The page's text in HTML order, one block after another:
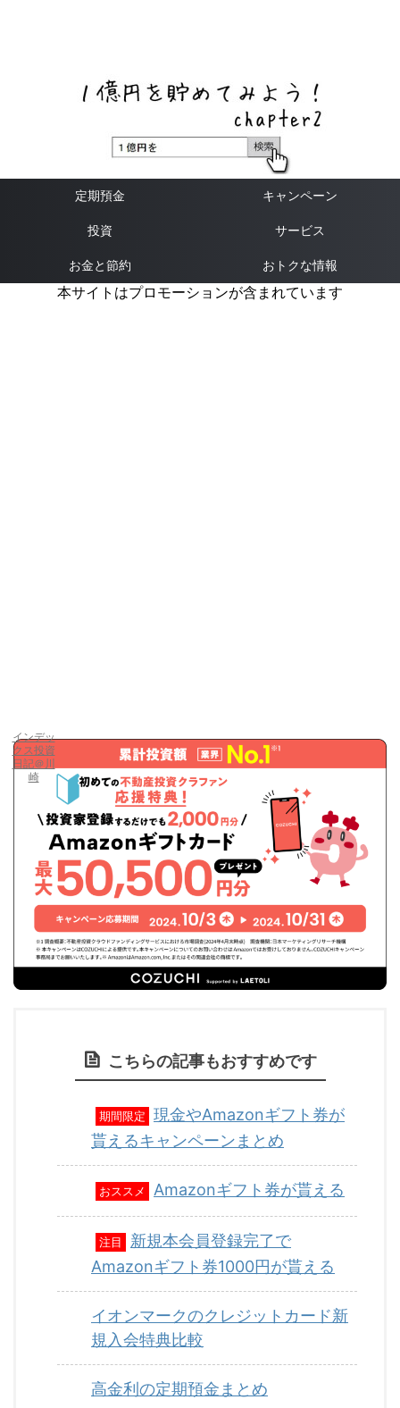
定期預金 キャンペーン
投資 サービス
お金と節約 おトクな情報
本サイトはプロモーションが含まれています
こちらの記事もおすすめです
期間限定
現金やAmazonギフト券が
貰えるキャンペーンまとめ
おススメ Amazonギフト券が貰える
注目
新規本会員登録完了で
Amazonギフト券1000円が貰える
イオンマークのクレジットカード新
規入会特典比較
高金利の定期預金まとめ
インデッ
クス投資
日記＠川
崎